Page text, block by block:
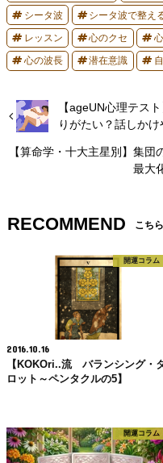
シータ波 シータ波で整え
レッスン 心のクセ
心の波長 潜在意識
【ageUN心理テス
りがたい？話しか
【算命学・十大主星別】集
最大
RECOMMEND こち
開運コラム
2016.10.16
【KOKOri..流 バランシング・
ロット～ペンタクルの5】
開運コラム